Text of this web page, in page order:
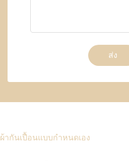
ส่ง
ผ้ากันเปื้อนแบบกำหนดเอง